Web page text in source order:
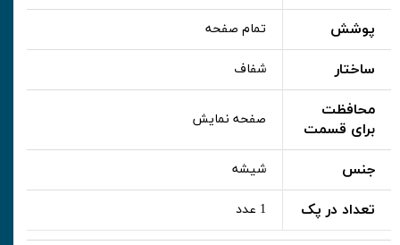
پوشش تمام صفحه
ساختار شفاف
محافظت
برای قسمت
صفحه نمایش
جنس شیشه
تعداد در پک 1 عدد